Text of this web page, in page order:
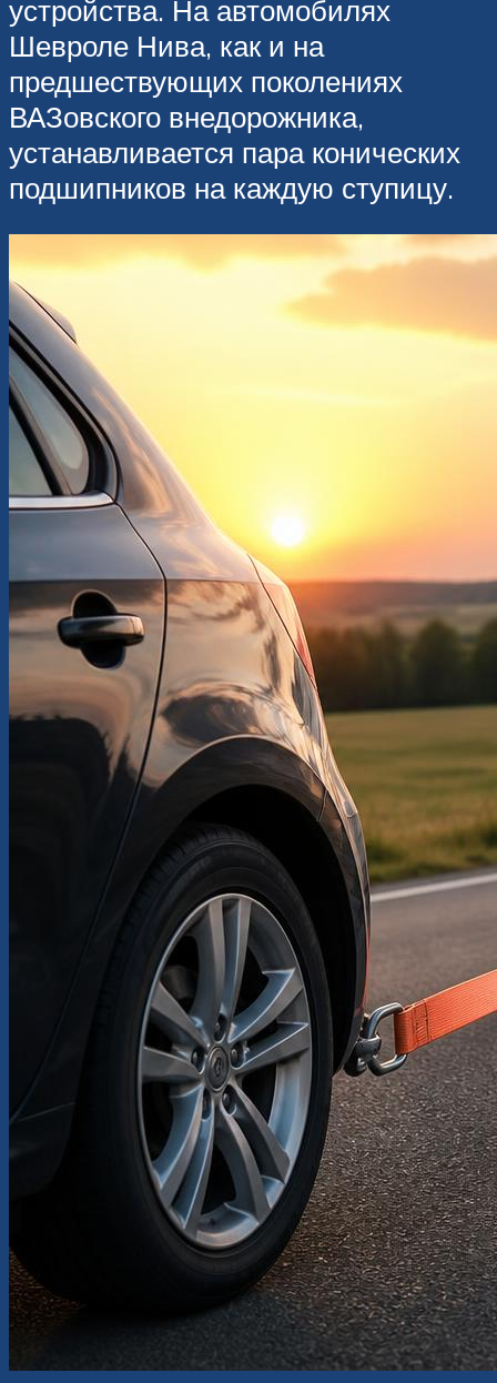
устройства. На автомобилях
Шевроле Нива, как и на
предшествующих поколениях
ВАЗовского внедорожника,
устанавливается пара конических
подшипников на каждую ступицу.